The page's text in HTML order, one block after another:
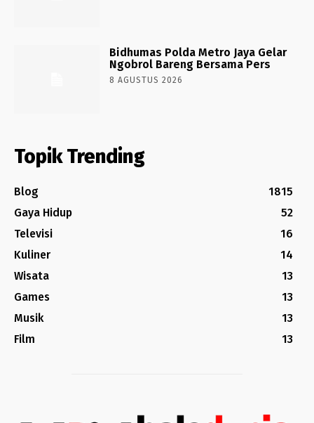
Bidhumas Polda Metro Jaya Gelar
Ngobrol Bareng Bersama Pers
8 AGUSTUS 2026
Topik Trending
Blog
1815
Gaya Hidup
52
Televisi
16
Kuliner
14
Wisata
13
Games
13
Musik
13
Film
13